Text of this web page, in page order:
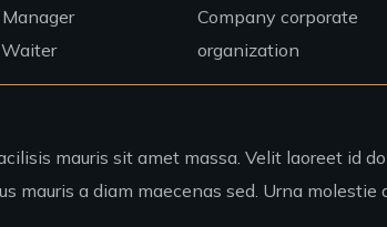
Company corporate
organization
mauris sit amet massa. Velit laoreet id
mauris a diam maecenas sed. Urna molestie